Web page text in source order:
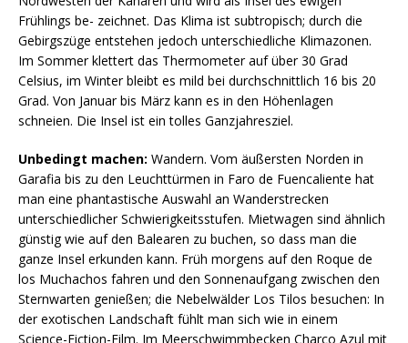
Frühlings be- zeichnet. Das Klima ist subtropisch; durch die
Gebirgszüge entstehen jedoch unterschiedliche Klimazonen.
Im Sommer klettert das Thermometer auf über 30 Grad
Celsius, im Winter bleibt es mild bei durchschnittlich 16 bis 20
Grad. Von Januar bis März kann es in den Höhenlagen
schneien. Die Insel ist ein tolles Ganzjahresziel.
Unbedingt machen: Wandern. Vom äußersten Norden in
Garafia bis zu den Leuchttürmen in Faro de Fuencaliente hat
man eine phantastische Auswahl an Wanderstrecken
unterschiedlicher Schwierigkeitsstufen. Mietwagen sind ähnlich
günstig wie auf den Balearen zu buchen, so dass man die
ganze Insel erkunden kann. Früh morgens auf den Roque de
los Muchachos fahren und den Sonnenaufgang zwischen den
Sternwarten genießen; die Nebelwälder Los Tilos besuchen: In
der exotischen Landschaft fühlt man sich wie in einem
Science-Fiction-Film. Im Meerschwimmbecken Charco Azul mit